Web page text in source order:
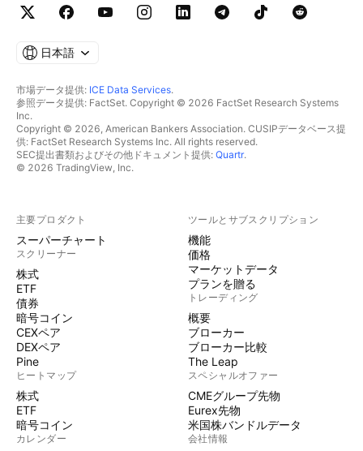
日本語
市場データ提供: ICE Data Services.
参照データ提供: FactSet. Copyright © 2026 FactSet Research Systems
Inc.
Copyright © 2026, American Bankers Association. CUSIPデータベース提
供: FactSet Research Systems Inc. All rights reserved.
SEC提出書類およびその他ドキュメント提供: Quartr.
© 2026 TradingView, Inc.
主要プロダクト
スーパーチャート
スクリーナー
株式
ETF
債券
暗号コイン
CEXペア
DEXペア
Pine
ヒートマップ
株式
ETF
暗号コイン
カレンダー
ツールとサブスクリプション
機能
価格
マーケットデータ
プランを贈る
トレーディング
概要
ブローカー
ブローカー比較
The Leap
スペシャルオファー
CMEグループ先物
Eurex先物
米国株バンドルデータ
会社情報